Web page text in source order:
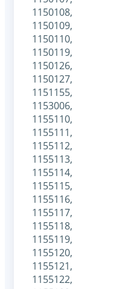
1150108,
1150109,
1150110,
1150119,
1150126,
1150127,
1151155,
1153006,
1155110,
1155111,
1155112,
1155113,
1155114,
1155115,
1155116,
1155117,
1155118,
1155119,
1155120,
1155121,
1155122,